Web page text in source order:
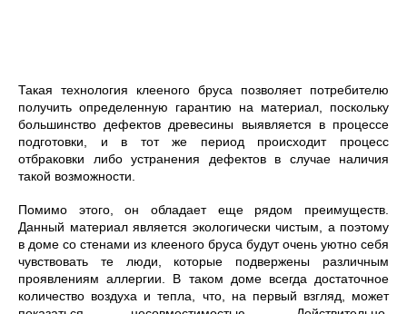
Такая технология клееного бруса позволяет потребителю
получить определенную гарантию на материал, поскольку
большинство дефектов древесины выявляется в процессе
подготовки, и в тот же период происходит процесс
отбраковки либо устранения дефектов в случае наличия
такой возможности.
Помимо этого, он обладает еще рядом преимуществ.
Данный материал является экологически чистым, а поэтому
в доме со стенами из клееного бруса будут очень уютно себя
чувствовать те люди, которые подвержены различным
проявлениям аллергии. В таком доме всегда достаточное
количество воздуха и тепла, что, на первый взгляд, может